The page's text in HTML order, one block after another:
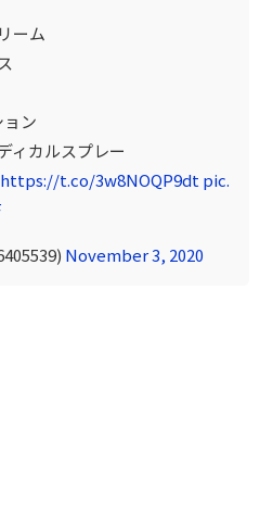
ーム
ン
ィカルスプレー
https://t.co/3w8NOQP9dt pic.
November 3, 2020